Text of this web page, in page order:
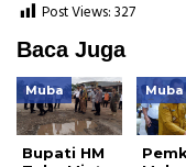
Post Views:327
Baca Juga
Muba
Bupati HM
Muba